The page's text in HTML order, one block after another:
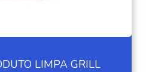
LIMPA GRILL